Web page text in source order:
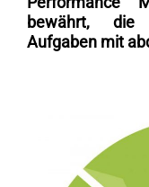
bewährt, die
Aufgaben mit